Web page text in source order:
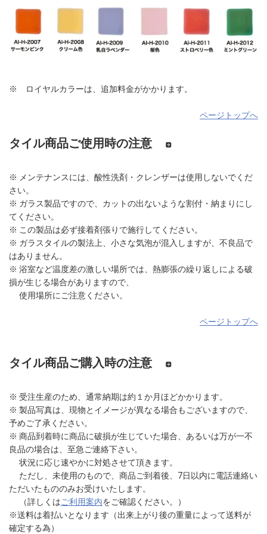
※ ロイヤルカラーは、追加料金がかかります。
ページトップへ
タイル商品ご使用時の注意
※ メンテナンスには、酸性洗剤・クレンザーは使用しないでくだ
さい。
※ ガラス製品ですので、カットの出ないような割付・納まりにし
てください。
※ この製品は必ず接着剤張りで施行してください。
※ ガラスタイルの製法上、小さな気泡が混入しますが、不良品で
はありません。
※ 浴室など温度差の激しい場所では、熱膨張の繰り返しによる破
損が生じる場合がありますので、
使用場所にご注意ください。
ページトップへ
タイル商品ご購入時の注意
※ 受注生産のため、通常納期は約１か月ほどかかります。
※ 製品写真は、現物とイメージが異なる場合もございますので、
予めご了承ください。
※ 商品到着時に商品に破損が生じていた場合、あるいは万が一不
良品の場合は、至急ご連絡下さい。
状況に応じ速やかに対処させて頂きます。
ただし、未使用のもので、商品ご到着後、7日以内に電話連絡い
ただいたもののみお受けいたします。
（詳しくはご利用案内をご確認ください。）
※送料は着払いとなります（出来上がり後の重量によって送料が
確定する為）